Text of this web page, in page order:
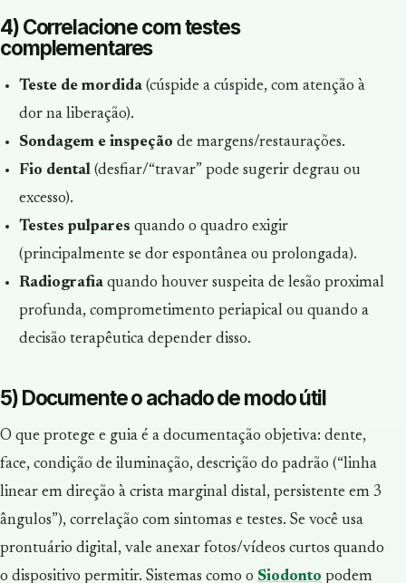
4) Correlacione com testes
complementares
Teste de mordida(cúspide a cúspide, com atenção à
dor na liberação).
Sondagem e inspeção de margens/restaurações.
Fio dental(desfiar/“travar” pode sugerir degrau ou
excesso).
Testes pulpares quando o quadro exigir
(principalmente se dor espontânea ou prolongada).
Radiografiaquando houver suspeita de lesão proximal
profunda, comprometimento periapical ou quando a
decisão terapêutica depender disso.
5) Documente o achado de modo útil
O que protege e guia é a documentação objetiva: dente,
face, condição de iluminação, descrição do padrão (“linha
linear em direção à crista marginal distal, persistente em 3
ângulos”), correlação com sintomas e testes. Se você usa
prontuário digital, vale anexar fotos/vídeos curtos quando
o dispositivo permitir. Sistemas como o Siodonto podem